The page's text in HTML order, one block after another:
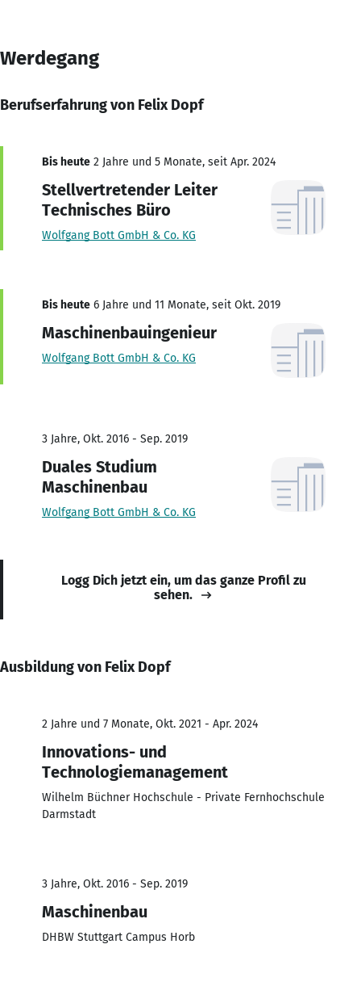
Werdegang
Berufserfahrung von Felix Dopf
Bis heute 2 Jahre und 5 Monate, seit Apr. 2024
Stellvertretender Leiter
Technisches Büro
Wolfgang Bott GmbH & Co. KG
Bis heute 6 Jahre und 11 Monate, seit Okt. 2019
Maschinenbauingenieur
Wolfgang Bott GmbH & Co. KG
3 Jahre, Okt. 2016 - Sep. 2019
Duales Studium
Maschinenbau
Wolfgang Bott GmbH & Co. KG
Logg Dich jetzt ein, um das ganze Profil zu
sehen.
Ausbildung von Felix Dopf
2 Jahre und 7 Monate, Okt. 2021 - Apr. 2024
Innovations- und
Technologiemanagement
Wilhelm Büchner Hochschule - Private Fernhochschule
Darmstadt
3 Jahre, Okt. 2016 - Sep. 2019
Maschinenbau
DHBW Stuttgart Campus Horb